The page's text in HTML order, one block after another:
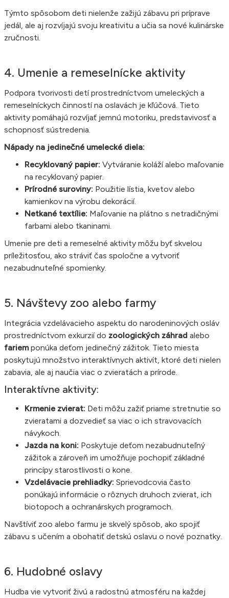
Týmto spôsobom deti nielenže zažijú zábavu pri príprave
jedál, ale aj rozvíjajú svoju kreativitu a učia sa nové kulinárske
zručnosti.
4. Umenie a remeselnícke aktivity
Podpora tvorivosti detí prostredníctvom umeleckých a
remeselníckych činností na oslavách je kľúčová. Tieto
aktivity pomáhajú rozvíjať jemnú motoriku, predstavivosť a
schopnosť sústredenia.
Nápady na jedinečné umelecké diela:
Recyklovaný papier: Vytváranie koláží alebo maľovanie
na recyklovaný papier.
Prírodné suroviny: Použitie lístia, kvetov alebo
kamienkov na výrobu dekorácií.
Netkané textílie: Maľovanie na plátno s netradičnými
farbami alebo tkaninami.
Umenie pre deti a remeselné aktivity môžu byť skvelou
príležitosťou, ako stráviť čas spoločne a vytvoriť
nezabudnuteľné spomienky.
5. Návštevy zoo alebo farmy
Integrácia vzdelávacieho aspektu do narodeninových osláv
prostredníctvom exkurzií do zoologických záhrad alebo
fariemponúka deťom jedinečný zážitok. Tieto miesta
poskytujú množstvo interaktívnych aktivít, ktoré deti nielen
zabavia, ale aj naučia viac o zvieratách a prírode.
Interaktívne aktivity:
Krmenie zvierat: Deti môžu zažiť priame stretnutie so
zvieratami a dozvedieť sa viac o ich stravovacích
návykoch.
Jazda na koni: Poskytuje deťom nezabudnuteľný
zážitok a zároveň im umožňuje pochopiť základné
princípy starostlivosti o kone.
Vzdelávacie prehliadky: Sprievodcovia často
ponúkajú informácie o rôznych druhoch zvierat, ich
biotopoch a ochranárskych programoch.
Navštíviť zoo alebo farmu je skvelý spôsob, ako spojiť
zábavu s učením a obohatiť detskú oslavu o nové poznatky.
6. Hudobné oslavy
Hudba vie vytvoriť živú a radostnú atmosféru na každej